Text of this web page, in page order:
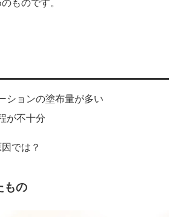
ものです。
ションの塗布量が多い
が不十分
では？
もの